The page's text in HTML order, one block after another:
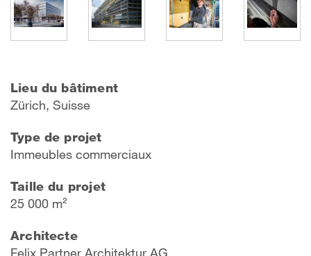
Lieu du bâtiment
Zürich, Suisse
Type de projet
Immeubles commerciaux
Taille du projet
25 000 m²
Architecte
Felix Partner Architektur AG